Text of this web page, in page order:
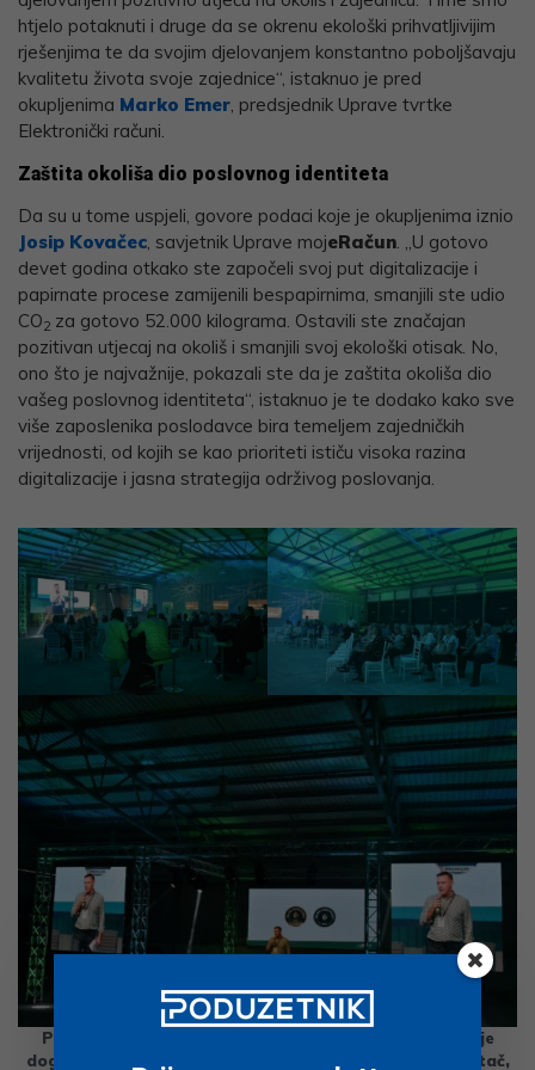
htjelo potaknuti i druge da se okrenu ekološki prihvatljivijim
rješenjima te da svojim djelovanjem konstantno poboljšavaju
kvalitetu života svoje zajednice“, istaknuo je pred
okupljenima Marko Emer, predsjednik Uprave tvrtke
Elektronički računi.
Zaštita okoliša dio poslovnog identiteta
Da su u tome uspjeli, govore podaci koje je okupljenima iznio
Josip Kovačec, savjetnik Uprave mojeRačun. „U gotovo
devet godina otkako ste započeli svoj put digitalizacije i
papirnate procese zamijenili bespapirnima, smanjili ste udio
CO2 za gotovo 52.000 kilograma. Ostavili ste značajan
pozitivan utjecaj na okoliš i smanjili svoj ekološki otisak. No,
ono što je najvažnije, pokazali ste da je zaštita okoliša dio
vašeg poslovnog identiteta“, istaknuo je te dodako kako sve
više zaposlenika poslodavce bira temeljem zajedničkih
vrijednosti, od kojih se kao prioriteti ističu visoka razina
digitalizacije i jasna strategija održivog poslovanja.
Prva godišnjica projekta Zeleni certifikat obilježena je
događanjem na aerodromu Lučko gdje je njegov pokretač,